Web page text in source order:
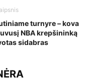
turnyre – kova
NBA krepšininką
sidabras